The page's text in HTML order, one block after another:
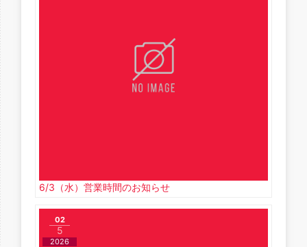
6/3（水）営業時間のお知らせ
02
5
2026